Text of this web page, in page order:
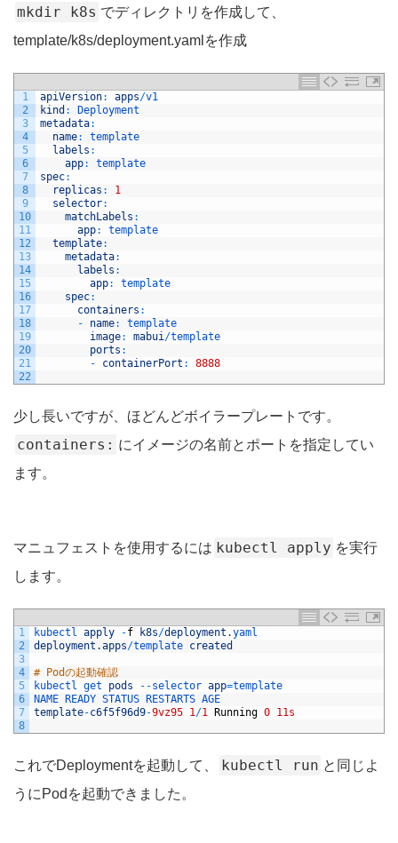
mkdir k8s でディレクトリを作成して、
template/k8s/deployment.yamlを作成
1
2
3
4
5
6
7
8
9
10
11
12
13
14
15
16
17
18
19
20
21
22
apiVersion: apps/v1
kind :
Deployment
metadata:
name:
template
labels :
app:
template
spec:
replicas :
1
selector:
matchLabels :
app:
template
template:
metadata:
labels :
app:
template
spec:
containers :
-
name:
template
image: mabui/template
ports :
-
containerPort : 8888
少し長いですが、ほどんどボイラープレートです。
containers: にイメージの名前とポートを指定してい
ます。
マニュフェストを使用するには kubectl apply を実行
します。
1
2
3
4
5
6
7
8
kubectl apply -f k8s/deployment .yaml
deployment .apps/template created
# Podの起動確認
kubectl get pods --selector app=template
NAME
READY STATUS RESTARTS AGE
template-c6f5f96d9-9vz95 1/1 Running 0 11s
これでDeploymentを起動して、 kubectl run と同じよ
うにPodを起動できました。